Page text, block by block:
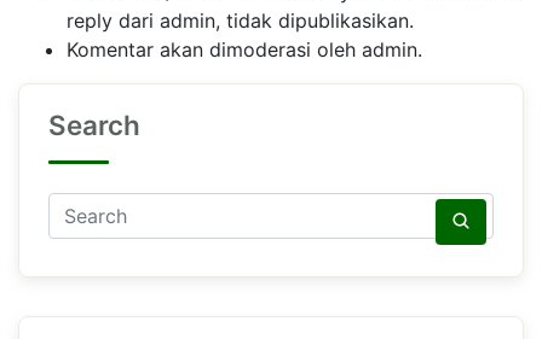
reply dari admin, tidak dipublikasikan.
Komentar akan dimoderasi oleh admin.
Search